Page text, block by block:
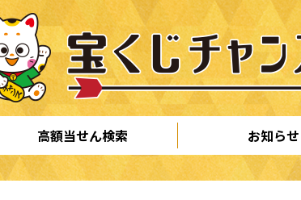
高額当せん検索 お知らせ